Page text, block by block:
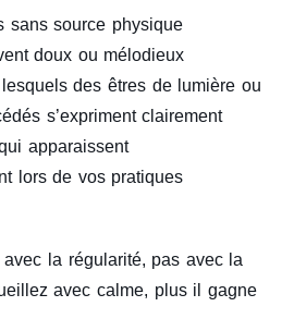
sans source physique
doux ou mélodieux
des êtres de lumière ou
s’expriment clairement
apparaissent
lors de vos pratiques
la régularité, pas avec la
avec calme, plus il gagne